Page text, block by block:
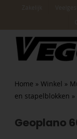
Home » Winkel »
en stapelblokken »
Geoplano